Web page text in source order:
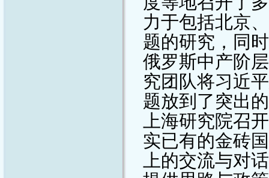
力于包括北京
题的研究，同
俄罗斯中产阶
究团队将习近
题放到了突出
上海研究院召
实已有的金砖
上的交流与对